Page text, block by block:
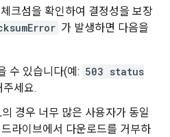
크섬을 확인하여 결정성을 보장
가 발생하면 다음을
수 있습니다(예: 503 status
주세요.
경우 너무 많은 사용자가 동일
라이브에서 다운로드를 거부하